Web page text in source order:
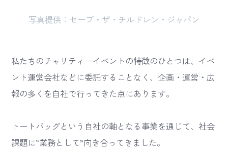
写真提供：セーブ・ザ・チルドレン・ジャパン
私たちのチャリティーイベントの特徴のひとつは、イベ
ント運営会社などに委託することなく、企画・運営・広
報の多くを自社で行ってきた点にあります。
トートバッグという自社の軸となる事業を通じて、社会
課題に“業務として”向き合ってきました。